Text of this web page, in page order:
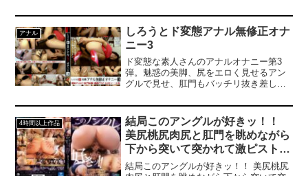
パンツまつり30％OFF第◯弾】の表記が
ついた商品を購入すると購入点数に応じ
て特典動画をプレゼント。購入点数やエ
ントリー登録などキャンペーンの詳細
は、特設ページでご確認ください。【注
意事項】・プレゼントを受け取るにはキ
ャンペーン期間中に特設ページでエント
リーが必要です。・キャンペーン期間
中、第○弾ごとに対象商品は入れ替わりま
す。・月額動画はキャンペーン対象外で
す。------------------------------------------------------
----------------
でも知っている大手企業に就職したエリ
ートOL。夫の宏一さんとは社内恋愛で結
婚しました。そんな二人は、現在あるマ
ニア男性に夫婦調教されているのです。
■「写真と動画の女性はめぐみ、私の妻で
す。ですが撮影者は夫の私ではありませ
ん。私の希望でめぐみを寝取り、調教し
てもらいました。その理由を手記に書き
ましたので、貴誌に愛する妻めぐみの痴
態と、それ以上におぞましい寝取られ願
望に取り憑かれた私の異常性癖の発露を
お読み頂ければ幸いです。（宏一）」
な書き出しで始まる告白が届いた。編集
アナル
しろうとド変態アナル無修正オナ
ニー3
ド変態な素人さんのアナルオナニー第3
弾。魅惑の美脚、尻をエロく見せるアン
グルで見せ、肛門もバッチリ抜き差し丸
出し入れをがんばりまくってます。ホン
キでエロいっす！（Lパラノイア）
4時間以上作品
結局このアングルが好きッ！！
美尻桃尻肉尻と肛門を眺めながら
下から突いて突かれて激ピストン
8時間！
結局このアングルが好きッ！！ 美尻桃尻